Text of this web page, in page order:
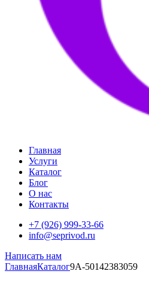
Главная
Услуги
Каталог
Блог
О нас
Контакты
+7 (926) 999-33-66
info@seprivod.ru
Написать нам
ГлавнаяКаталог9A-50142383059